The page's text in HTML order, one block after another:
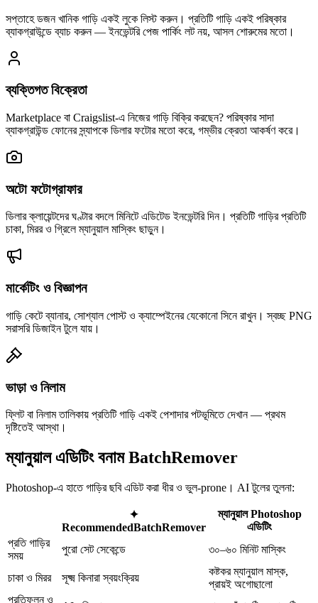
সপ্তাহে ডজন খানিক গাড়ি একই লুকে লিস্ট করুন। প্রতিটি গাড়ি একই পরিষ্কার
ব্যাকগ্রাউন্ডে ব্যাচ করুন — ইনভেন্টরি পেজ পার্কিং লট নয়, আসল শোরুমের মতো।
ব্যক্তিগত বিক্রেতা
Marketplace বা Craigslist-এ নিজের গাড়ি বিক্রি করছেন? পরিষ্কার সাদা
ব্যাকগ্রাউন্ড ফোনের স্ন্যাপকে ডিলার ফটোর মতো করে, গম্ভীর ক্রেতা আকর্ষণ করে।
অটো ফটোগ্রাফার
ডিলার ক্লায়েন্টদের ঘণ্টার বদলে মিনিটে এডিটেড ইনভেন্টরি দিন। প্রতিটি গাড়ির প্রতিটি
চাকা, মিরর ও গ্রিলে ম্যানুয়াল মাস্কিং ছাড়ুন।
মার্কেটিং ও বিজ্ঞাপন
গাড়ি কেটে ব্যানার, সোশ্যাল পোস্ট ও ক্যাম্পেইনের যেকোনো সিনে রাখুন। স্বচ্ছ PNG
সরাসরি ডিজাইন টুলে যায়।
ভাড়া ও নিলাম
ফ্লিট বা নিলাম তালিকায় প্রতিটি গাড়ি একই পেশাদার পটভূমিতে দেখান — প্রথম
দৃষ্টিতেই আস্থা।
ম্যানুয়াল এডিটিং বনাম BatchRemover
Photoshop-এ হাতে গাড়ির ছবি এডিট করা ধীর ও ভুল-prone। AI টুলের তুলনা:
✦
RecommendedBatchRemover
ম্যানুয়াল Photoshop
এডিটিং
প্রতি গাড়ির
সময়
পুরো সেট সেকেন্ডে ৩০–৬০ মিনিট মাস্কিং
চাকা ও মিরর সূক্ষ্ম কিনারা স্বয়ংক্রিয়
কষ্টকর ম্যানুয়াল মাস্ক,
প্রায়ই অগোছালো
প্রতিফলন ও